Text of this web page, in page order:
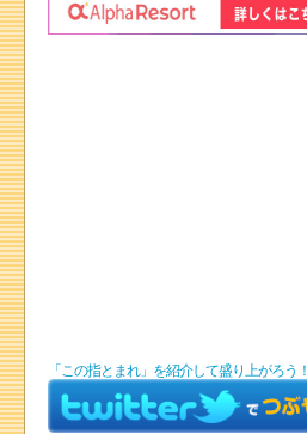
「この指とまれ」を紹介して盛り上がろう！